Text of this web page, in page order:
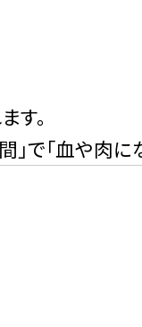
す。
で「血や肉に